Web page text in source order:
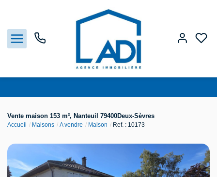
Estimation
Vente maison 153 m², Nanteuil 79400Deux-Sèvres
Accueil Maisons A vendre Maison Ref. : 10173